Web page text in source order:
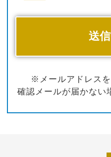
※メールアドレスを
確認メールが届かない